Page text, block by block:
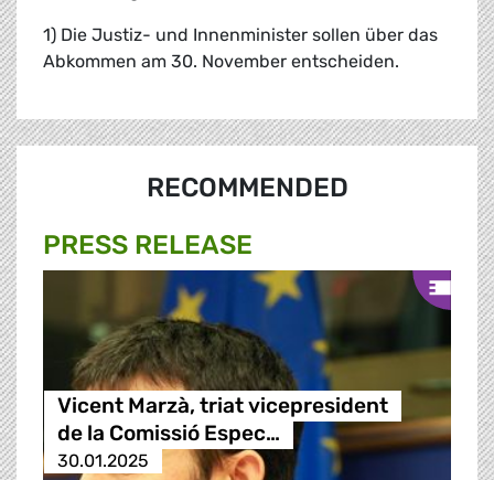
1) Die Justiz- und Innenminister sollen über das
Abkommen am 30. November entscheiden.
RECOMMENDED
PRESS RELEASE
Vicent Marzà, triat vicepresident
de la Comissió Espec…
30.01.2025